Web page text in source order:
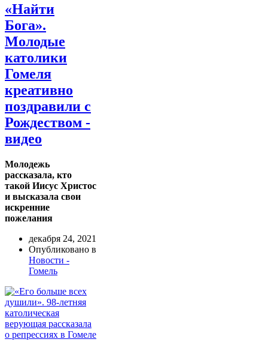
«Найти
Бога».
Молодые
католики
Гомеля
креативно
поздравили с
Рождеством -
видео
Молодежь
рассказала, кто
такой Иисус Христос
и высказала свои
искренние
пожелания
декабря 24, 2021
Опубликовано в
Новости -
Гомель